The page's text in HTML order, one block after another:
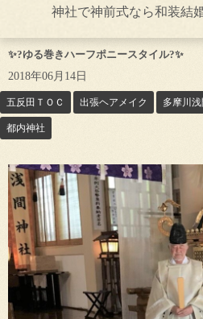
神社で神前式なら和装結
✨?ゆる巻きハーフポニースタイル?✨
2018年06月14日
五反田ＴＯＣ 出張ヘアメイク 多摩川
都内神社